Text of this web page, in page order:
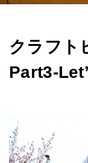
OUR
Contact
レンタル
クラフト
Part3-